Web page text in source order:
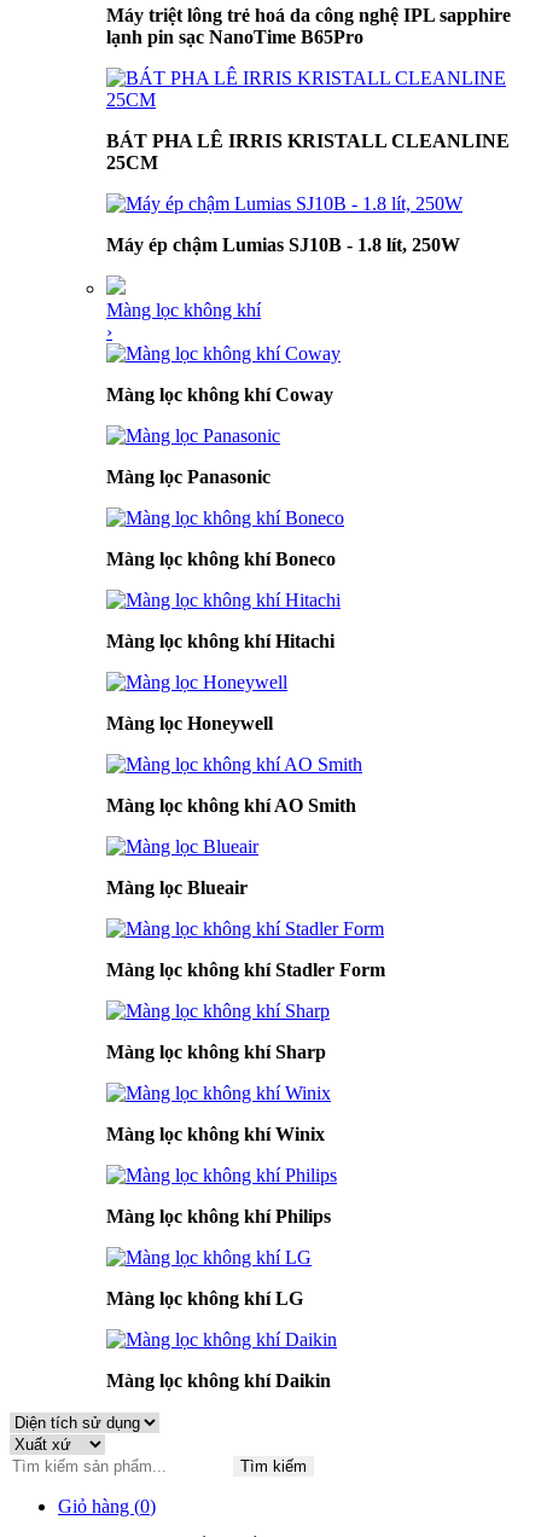
Máy triệt lông trẻ hoá da công nghệ IPL sapphire
lạnh pin sạc NanoTime B65Pro
BÁT PHA LÊ IRRIS KRISTALL CLEANLINE
25CM
Máy ép chậm Lumias SJ10B - 1.8 lít, 250W
Màng lọc không khí
›
Màng lọc không khí Coway
Màng lọc Panasonic
Màng lọc không khí Boneco
Màng lọc không khí Hitachi
Màng lọc Honeywell
Màng lọc không khí AO Smith
Màng lọc Blueair
Màng lọc không khí Stadler Form
Màng lọc không khí Sharp
Màng lọc không khí Winix
Màng lọc không khí Philips
Màng lọc không khí LG
Màng lọc không khí Daikin
Tìm kiếm
Giỏ hàng (0)